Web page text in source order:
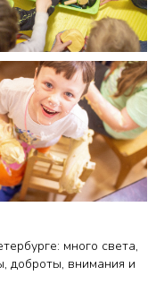
много света,
доброты, внимания и